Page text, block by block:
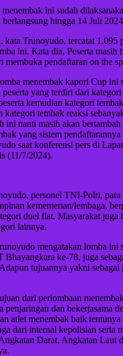
ini sudah
hingga 14 Juli
kata Trunoyudo, tercatat 1.095
ini. Kata dia, Peserta masih
membuka pendaftaran on the
menembak kapori Cup ini
yang terdiri dari kategori
kemudian kategori
kategori tembak reaksi
ini nanti masih akan bertambah
yang sistem pendaftarannya
saat konferensi pers di
(11/7/2024).
personel TNI-Polri, para
kementerian/lembaga,
duel flat. Masyarakat juga
lainnya.
mengatakan lomba ini
Bhayangkara ke-78, juga
tujuannya yakni sebagai
dari perlombaan
penjaringan dan bekerjasama
atlet menembak baik tentunya
dari internal kepolisian serta
Darat, Angkatan Laut